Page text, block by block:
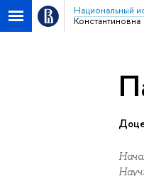
Национальный
Константиновна